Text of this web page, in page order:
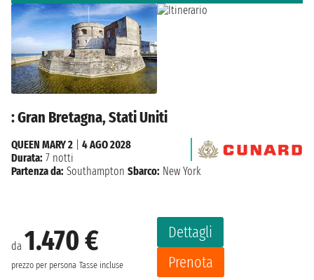
: Gran Bretagna, Stati Uniti
da 1.470 €
prezzo per persona Tasse incluse
Dettagli
Prenota
QUEEN MARY 2
4 AGO 2028
Durata: 7 notti
Partenza da: Southampton Sbarco: New York